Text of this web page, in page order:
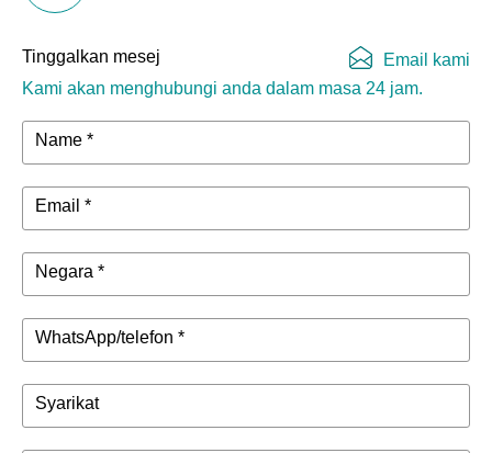
Tinggalkan mesej
Kami akan menghubungi anda dalam masa 24 jam.
Email kami
Name *
Email *
Negara *
WhatsApp/telefon *
Syarikat